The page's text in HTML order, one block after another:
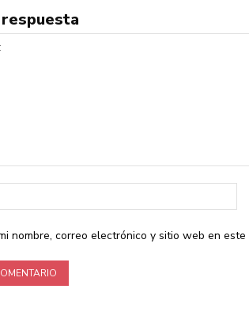
nombre, correo electrónico y sitio web en